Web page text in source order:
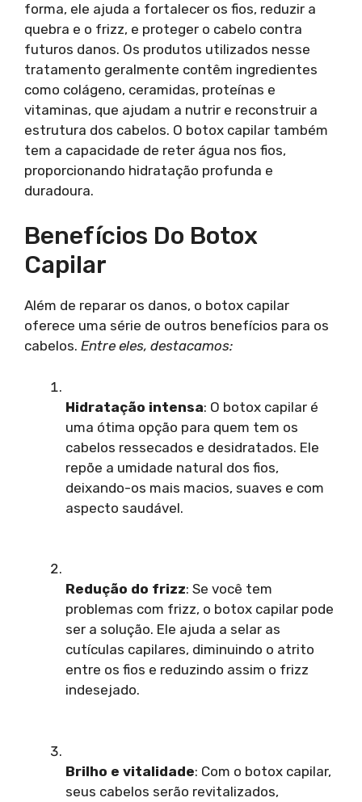
forma, ele ajuda a fortalecer os fios, reduzir a
quebra e o frizz, e proteger o cabelo contra
futuros danos. Os produtos utilizados nesse
tratamento geralmente contêm ingredientes
como colágeno, ceramidas, proteínas e
vitaminas, que ajudam a nutrir e reconstruir a
estrutura dos cabelos. O botox capilar também
tem a capacidade de reter água nos fios,
proporcionando hidratação profunda e
duradoura.
Benefícios Do Botox
Capilar
Além de reparar os danos, o botox capilar
oferece uma série de outros benefícios para os
cabelos. Entre eles, destacamos:
Hidratação intensa: O botox capilar é
uma ótima opção para quem tem os
cabelos ressecados e desidratados. Ele
repõe a umidade natural dos fios,
deixando-os mais macios, suaves e com
aspecto saudável.
Redução do frizz: Se você tem
problemas com frizz, o botox capilar pode
ser a solução. Ele ajuda a selar as
cutículas capilares, diminuindo o atrito
entre os fios e reduzindo assim o frizz
indesejado.
Brilho e vitalidade: Com o botox capilar,
seus cabelos serão revitalizados,